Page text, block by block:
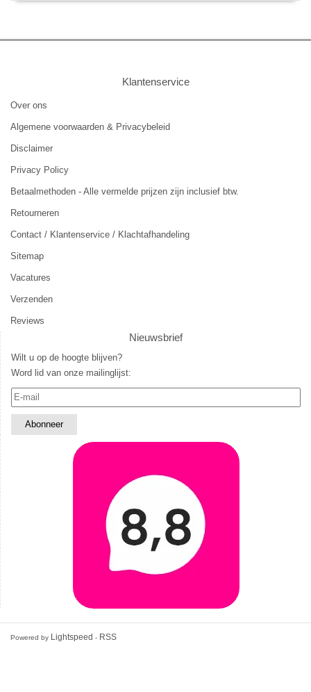
Klantenservice
Over ons
Algemene voorwaarden & Privacybeleid
Disclaimer
Privacy Policy
Betaalmethoden - Alle vermelde prijzen zijn inclusief btw.
Retourneren
Contact / Klantenservice / Klachtafhandeling
Sitemap
Vacatures
Verzenden
Reviews
Nieuwsbrief
Wilt u op de hoogte blijven?
Word lid van onze mailinglijst:
Powered by Lightspeed - RSS